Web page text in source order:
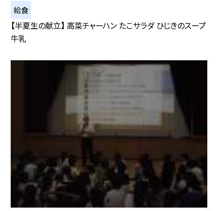
給食
【半夏生の献立】 高菜チャーハン たこサラダ ひじきのスープ
牛乳